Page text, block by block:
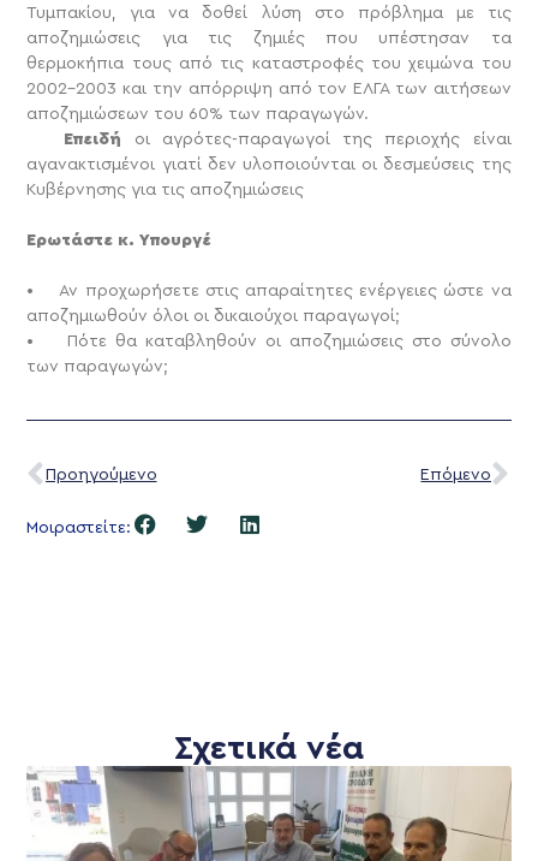
Τυμπακίου, για να δοθεί λύση στο πρόβλημα με τις
αποζημιώσεις για τις ζημιές που υπέστησαν τα
θερμοκήπια τους από τις καταστροφές του χειμώνα του
2002-2003 και την απόρριψη από τον ΕΛΓΑ των αιτήσεων
αποζημιώσεων του 60% των παραγωγών.
Επειδή
οι αγρότες-παραγωγοί της περιοχής είναι
αγανακτισμένοι γιατί δεν υλοποιούνται οι δεσμεύσεις της
Κυβέρνησης για τις αποζημιώσεις
Ερωτάστε κ. Υπουργέ
• Αν προχωρήσετε στις απαραίτητες ενέργειες ώστε να
αποζημιωθούν όλοι οι δικαιούχοι παραγωγοί;
• Πότε θα καταβληθούν οι αποζημιώσεις στο σύνολο
των παραγωγών;
Προηγούμενο Επόμενο
Μοιραστείτε:
Σχετικά νέα